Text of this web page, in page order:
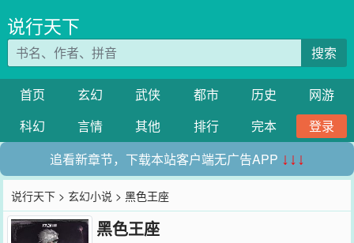
说行天下
搜索
首页 玄幻 武侠 都市 历史
网游
科幻
言情 其他 排行 完本
登录
追看新章节，下载本站客户端无广告APP ↓↓↓
说行天下 >玄幻小说 > 黑色王座
黑色王座